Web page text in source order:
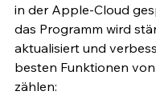
in der Apple-Cloud
das Programm wird
aktualisiert und
besten Funktionen
zählen: